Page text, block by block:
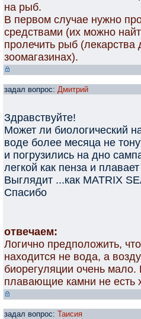
на рыб.
В первом случае нужно
средствами (их можно
пролечить рыб (лекарства
зоомагазинах).
задал вопрос: Дмитрий
Здравствуйте!
Может ли биологический
воде более месяца не
и погрузились на дно
легкой как пенза и
Выглядит ...как MATRIX
Спасибо
отвечаем:
Логично предположить,
находится не вода, а
биорегуляции очень
плавающие камни не есть
задал вопрос: Таисия